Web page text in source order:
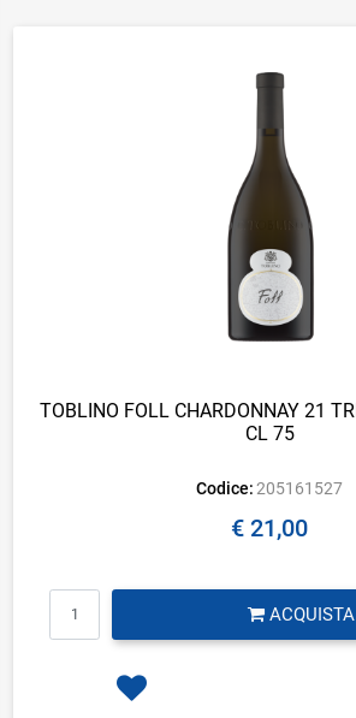
TOBLINO FOLL CHARDONNAY 21
CL 75
Codice: 205161527
€ 21,00
ACQUISTA